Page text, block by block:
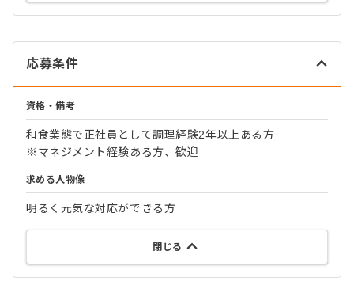
応募条件
資格・備考
和食業態で正社員として調理経験2年以上ある方
※マネジメント経験ある方、歓迎
求める人物像
明るく元気な対応ができる方
閉じる